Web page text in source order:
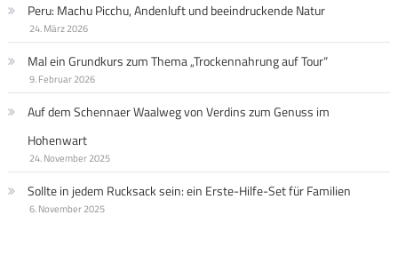
Peru: Machu Picchu, Andenluft und beeindruckende Natur
24. März 2026
Mal ein Grundkurs zum Thema „Trockennahrung auf Tour“
9. Februar 2026
Auf dem Schennaer Waalweg von Verdins zum Genuss im
Hohenwart
24. November 2025
Sollte in jedem Rucksack sein: ein Erste-Hilfe-Set für Familien
6. November 2025